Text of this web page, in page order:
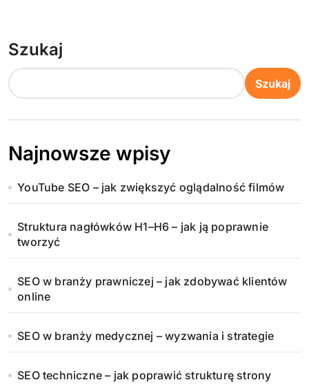
Szukaj
Szukaj
Najnowsze wpisy
YouTube SEO – jak zwiększyć oglądalność filmów
Struktura nagłówków H1–H6 – jak ją poprawnie
tworzyć
SEO w branży prawniczej – jak zdobywać klientów
online
SEO w branży medycznej – wyzwania i strategie
SEO techniczne – jak poprawić strukturę strony